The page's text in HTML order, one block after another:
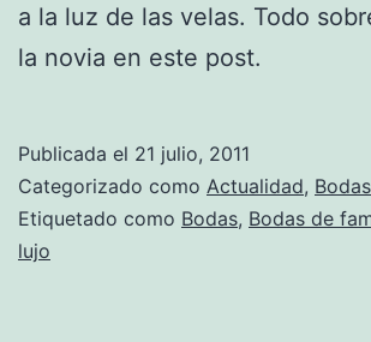
a la luz de las velas. Todo
la novia en este post.
Publicada el 21 julio, 2011
Categorizado como Actualidad,
Etiquetado como Bodas, Bodas de
lujo